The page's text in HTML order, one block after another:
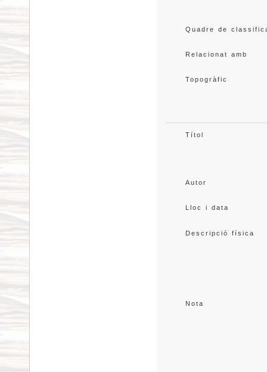
Quadre de
Relacionat amb
Topogràfic
Títol
Autor
Lloc i data
Descripció física
Nota